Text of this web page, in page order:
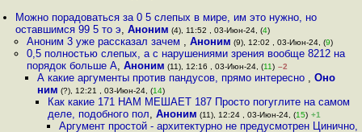
Можно порадоваться за 0 5 слепых в мире, им это нужно, но
оставшимся 99 5 то э,Аноним (4), 11:52 , 03-Июн-24, (4)
Аноним 3 уже рассказал зачем , Аноним (9), 12:02 , 03-Июн-24, (9)
0,5 полностью слепых, а с нарушениями зрения вообще 8212 на
порядок больше А, Аноним (11), 12:16 , 03-Июн-24, (11) –2
А какие аргументы против пандусов, прямо интересно , Оно
ним (?), 12:21 , 03-Июн-24, (14)
Как какие 171 НАМ МЕШАЕТ 187 Просто погуглите на самом
деле, подобного пол,Аноним (11), 12:24 , 03-Июн-24, (15) +1
Аргумент простой - архитектурно не предусмотрен Цинично,